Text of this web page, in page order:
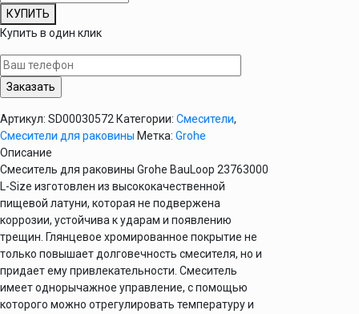
товара
Смеситель
для
раковины
Grohe
BauLoop
Size
23763000
КУПИТЬ
Купить в один клик
Артикул: SD00030572 Категории: Смесители,
Смесители для раковины Метка: Grohe
Описание
Смеситель для раковины Grohe BauLoop 23763000
L-Size изготовлен из высококачественной
пищевой латуни, которая не подвержена
коррозии, устойчива к ударам и появлению
трещин. Глянцевое хромированное покрытие не
только повышает долговечность смесителя, но и
придает ему привлекательности. Смеситель
имеет однорычажное управление, с помощью
которого можно отрегулировать температуру и